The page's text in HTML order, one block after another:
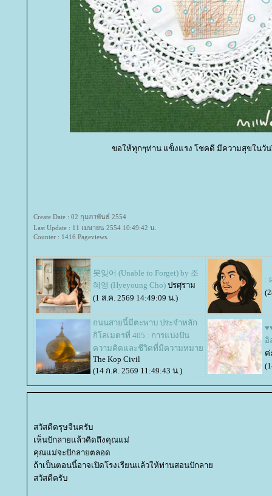
ขอให้ทุกๆท่าน แข็งแรง โชคดี มีความสุขในวั
Create Date : 02 กุมภาพันธ์ 2554
Last Update : 11 เมษายน 2554 10:49:42 น.
Counter : 1416 Pageviews.
못잊어 (Unable to Forget) by 조
혜영 (Hyeyoung Cho) ปรศุราม
(1 ส.ค. 2569 14:49:09 น.)
:
ถนนสายนี้มีตะพาบ ประจำหลัก
กิโลเมตรที่ 405 : การแบ่งปัน
ความคิดและชีวิตที่มีความหมา
The Kop Civil
(14 ก.ค. 2569 11:49:43 น.)
อิ
ค่
สวัสดีตรุษจีนครับ
เห็นปักลายแล้วคิดถึงคุณแม่
คุณแม่จะปักลายตลอด
ถ้าเป็นตอนนี้อาจเปิดโรงเรียนแล้วให้ท่านสอนปักลา
สวัสดีครับ